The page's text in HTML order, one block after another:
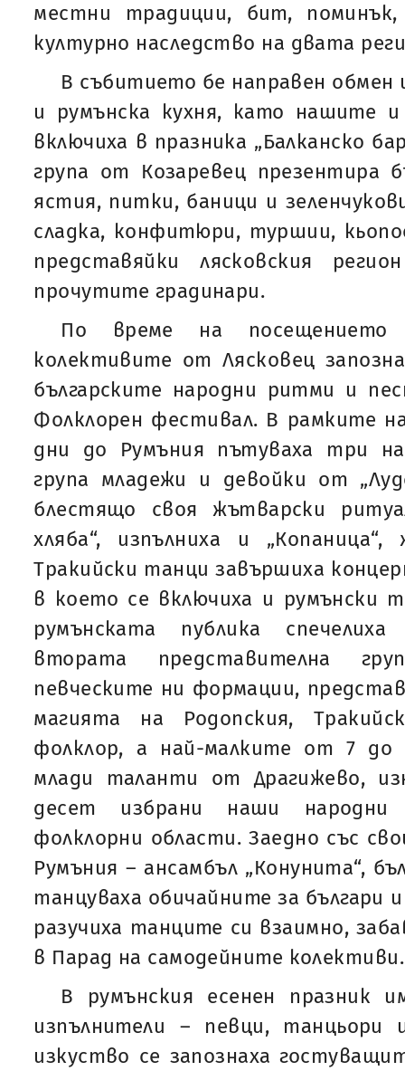
местни традиции, бит,
културно наследство на двата
В събитието бе направен обмен
и румънска кухня, като нашите и
включиха в празника „Балканско
група от Козаревец презентира
ястия, питки, баници и
сладка, конфитюри, туршии,
представяйки лясковския
прочутите градинари.
По време на
колективите от Лясковец
българските народни ритми и
Фолклорен фестивал. В рамките
дни до Румъния пътуваха три
група младежи и девойки от
блестящо своя жътварски
хляба“, изпълниха и
Тракийски танци завършиха
в което се включиха и румънски
румънската публика
втората представителна
певческите ни формации,
магията на Родопския,
фолклор, а най-малките от 7 до
млади таланти от Драгижево,
десет избрани наши
фолклорни области. Заедно със
Румъния – ансамбъл „Конунита“,
танцуваха обичайните за българи
разучиха танците си взаимно,
в Парад на самодейните колективи.
В румънския есенен празник
изпълнители – певци, танцьори
изкуство се запознаха